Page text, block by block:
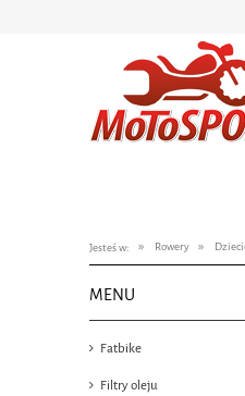
Jesteś w: » Rowery »
MENU
Fatbike
Filtry oleju